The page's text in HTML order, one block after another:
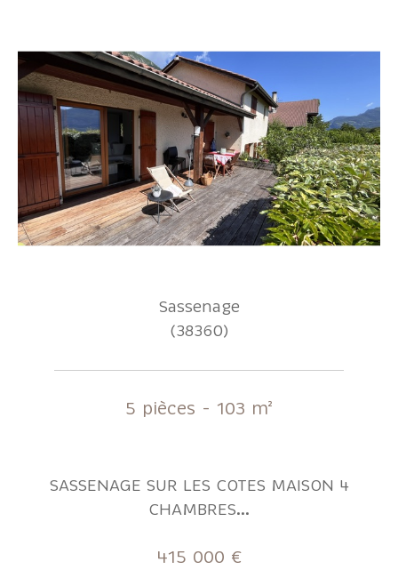
Sassenage
(38360)
5 pièces - 103 m²
SASSENAGE SUR LES COTES MAISON 4
CHAMBRES...
415 000 €